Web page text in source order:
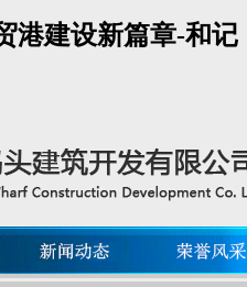
港建设新篇章-和记